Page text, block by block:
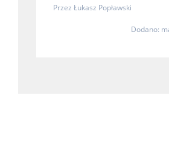
Przez Łukasz Popławski
Dodano: